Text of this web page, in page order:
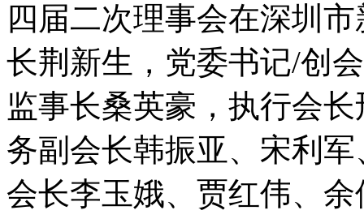
四届二次理事会在深圳
长荆新生，党委书记/创
监事长桑英豪，执行会
务副会长韩振亚、宋利
会长李玉娥、贾红伟、